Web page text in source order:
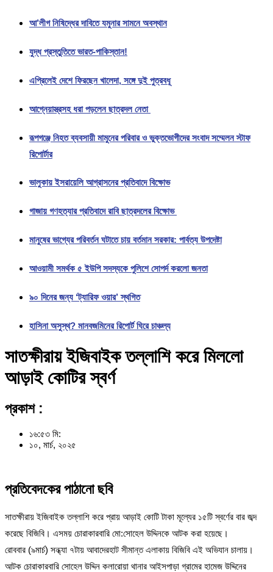
আ’লীগ নিষিদ্ধের দাবিতে যমুনার সামনে অবস্থান
যুদ্ধ প্রস্তুতিতে ভারত-পাকিস্তান!
এপ্রিলেই দেশে ফিরছেন খালেদা, সঙ্গে দুই পুত্রবধূ
আগ্নেয়াস্ত্রসহ ধরা পড়লেন ছাত্রদল নেতা
রূপগঞ্জে নিহত ব্যবসায়ী মামুনের পরিবার ও ভুক্তভোগীদের সংবাদ সম্মেলন স্টাফ
রিপোর্টার
ভালুকায় ইসরায়েলি আগ্রাসনের প্রতিবাদে বিক্ষোভ
গাজায় গণহত্যার প্রতিবাদে রাবি ছাত্রদলের বিক্ষোভ
মানুষের ভাগ্যের পরিবর্তন ঘটাতে চায় বর্তমান সরকার: পার্বত্য উপদেষ্টা
আওয়ামী সমর্থক ৫ ইউপি সদস্যকে পুলিশে সোপর্দ করলো জনতা
৯০ দিনের জন্য ‘ট্যারিফ ওয়ার’ স্থগিত
হাসিনা অসুস্থ? মানবজমিনের রিপোর্ট ঘিরে চাঞ্চল্য
সাতক্ষীরায় ইজিবাইক তল্লাশি করে মিললো
আড়াই কোটির স্বর্ণ
প্রকাশ :
১৬:৫৩ মি:
১০, মার্চ, ২০২৫
প্রতিবেদকের পাঠানো ছবি
সাতক্ষীরায় ইজিবাইক তল্লাশি করে প্রায় আড়াই কোটি টাকা মূল্যের ১৫টি স্বর্ণের বার জব্দ
করেছে বিজিবি। এসময় চোরাকারবারি মো:সোহেল উদ্দিনকে আটক করা হয়েছে।
রোববার (৯মার্চ) সন্ধ্যা ৭টায় আবাদেরহাট সীমান্ত এলাকায় বিজিবি এই অভিযান চালায়।
আটক চোরাকারবারি সোহেল উদ্দিন কলারোয়া থানার আইসপাড়া গ্রামের হামেজ উদ্দিনের